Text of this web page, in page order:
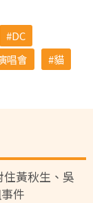
DC
唱會 貓
黃秋生、吳
件